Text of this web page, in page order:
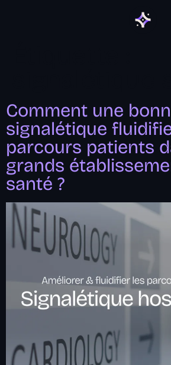
Comment une
signalétique
parcours patients
grands
santé ?